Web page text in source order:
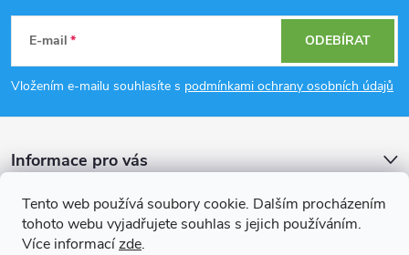
Tento web používá soubory cookie. Dalším procházením
tohoto webu vyjadřujete souhlas s jejich používáním.
Více informacízde.
p
a
t
E-mail
Vložením e-mailu souhlasíte s podmínkami ochrany osobních údajů
ODEBÍRAT
Informace pro vás
Přijímáme online platby